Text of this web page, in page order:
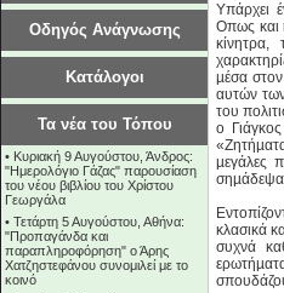
Οδηγός Ανάγνωσης
Κατάλογοι
Τα νέα του Τόπου
• Κυριακή 9 Αυγούστου, Άνδρος:
"Ημερολόγιο Γάζας" παρουσίαση
του νέου βιβλίου του Χρίστου
Γεωργάλα
• Τετάρτη 5 Αυγούστου, Αθήνα:
"Προπαγάνδα και
παραπληροφόρηση" ο Άρης
Χατζηστεφάνου συνομιλεί με το
κοινό
Υπάρχει
Οπως και
µέσα
αυτών των
του
ο
µεγάλες
κλασικά
συχνά